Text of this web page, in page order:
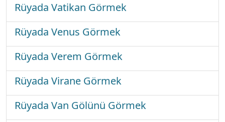
Rüyada Vatikan Görmek
Rüyada Venus Görmek
Rüyada Verem Görmek
Rüyada Virane Görmek
Rüyada Van Gölünü Görmek